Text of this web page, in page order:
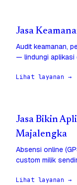
Jasa
Audit keamanan,
— lindungi aplikasi
Lihat layanan →
Jasa Bikin
Majalengka
Absensi online
custom milik
Lihat layanan →